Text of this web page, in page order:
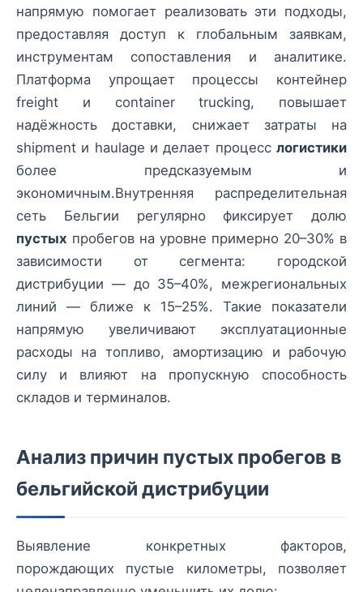
напрямую помогает реализовать эти подходы,
предоставляя доступ к глобальным заявкам,
инструментам сопоставления и аналитике.
Платформа упрощает процессы контейнер
freight и container trucking, повышает
надёжность доставки, снижает затраты на
shipment и haulage и делает процесс логистики
более предсказуемым и
экономичным.Внутренняя распределительная
сеть Бельгии регулярно фиксирует долю
пустых пробегов на уровне примерно 20–30% в
зависимости от сегмента: городской
дистрибуции — до 35–40%, межрегиональных
линий — ближе к 15–25%. Такие показатели
напрямую увеличивают эксплуатационные
расходы на топливо, амортизацию и рабочую
силу и влияют на пропускную способность
складов и терминалов.
Анализ причин пустых пробегов в
бельгийской дистрибуции
Выявление конкретных факторов,
порождающих пустые километры, позволяет